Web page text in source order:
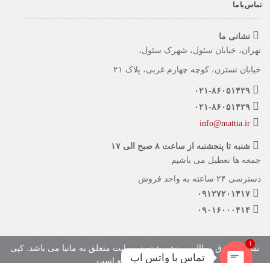
تماس با ما
نشانی ما
تهران، خیابان سئول، شهرک سئول،
خیابان نسترن، کوچه چهارم غربی، پلاک ۲۱
۰۲۱-۸۶۰۵۱۴۲۹
۰۲۱-۸۶۰۵۱۴۲۹
info@mattia.ir
شنبه تا پنجشنبه از ساعت ۸ صبح الی ۱۷
جمعه ها تعطیل می باشیم
دسترسی ۲۴ ساعته به واحد فروش
۰۹۱۲۷۲۰۱۴۱۷
۰۹۰۱۶۰۰۰۴۱۴
تمامی حقوق مطالب منتشر شده در سایت متعلق به ماتیا می باشد. کپی
با ذکر منبع بلامانع است.
تماس با واتس اپ
1